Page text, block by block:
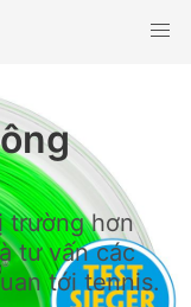
trường hơn
tư vấn các
tới tennis.